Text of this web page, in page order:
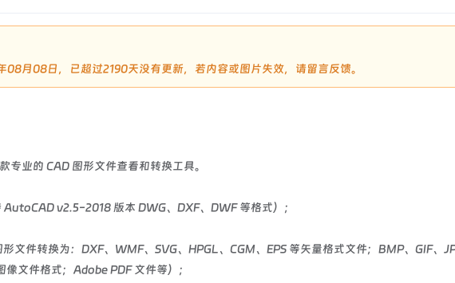
08月08日，已超过2190天没有更新，若内容或图片失效，请留言反馈。
业的 CAD 图形文件查看和转换工具。
v2.5-2018 版本 DWG、DXF、DWF 等格式）；
文件转换为：DXF、WMF、SVG、HPGL、CGM、EPS 等矢量格式文件；BMP、GIF、
文件格式；Adobe PDF 文件等）；